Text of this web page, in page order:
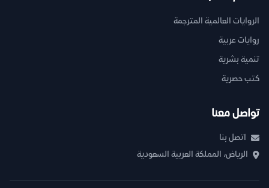
الروايات العالمية المترجمة
روايات عربية
تنمية بشرية
كتب حصرية
تواصل معنا
اتصل بنا
الرياض، المملكة العربية السعودية